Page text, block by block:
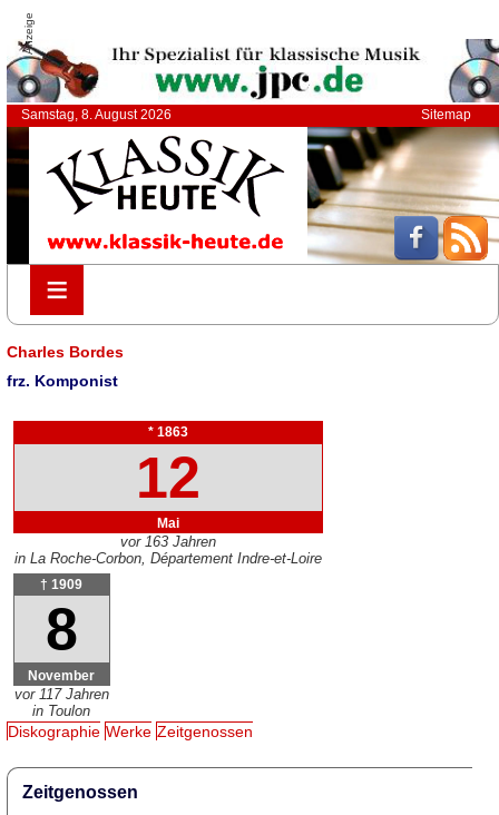
Anzeige
Samstag, 8. August 2026 Sitemap
≡
≡
Charles Bordes
frz. Komponist
* 1863
12
Mai
vor 163 Jahren
in La Roche-Corbon, Département Indre-et-Loire
† 1909
8
November
vor 117 Jahren
in Toulon
Diskographie Werke Zeitgenossen
Zeitgenossen